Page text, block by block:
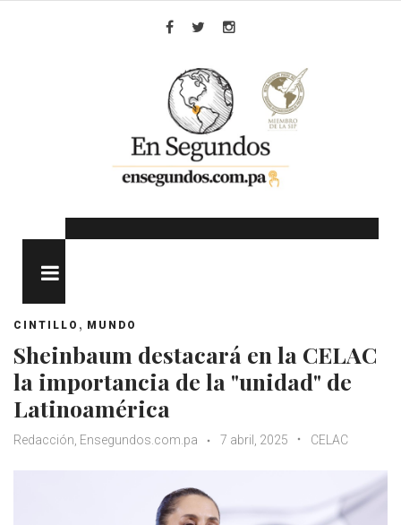
CINTILLO , MUNDO
Sheinbaum destacará en la CELAC
la importancia de la "unidad" de
Latinoamérica
Redacción, Ensegundos.com.pa 7 abril, 2025 CELAC